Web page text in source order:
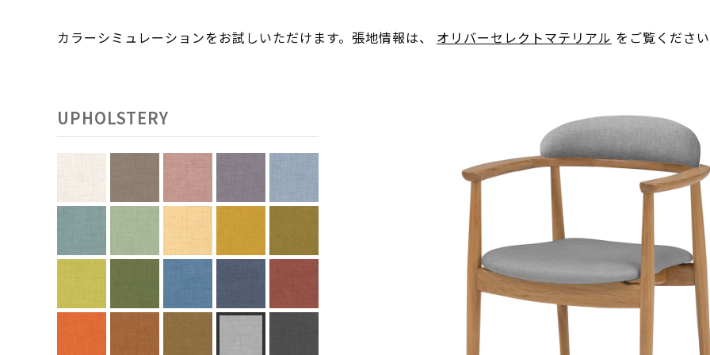
カラーシミュレーションをお試しいただけます。張地情報は、 オリバーセレクトマテリアル をご覧くださ
UPHOLSTERY